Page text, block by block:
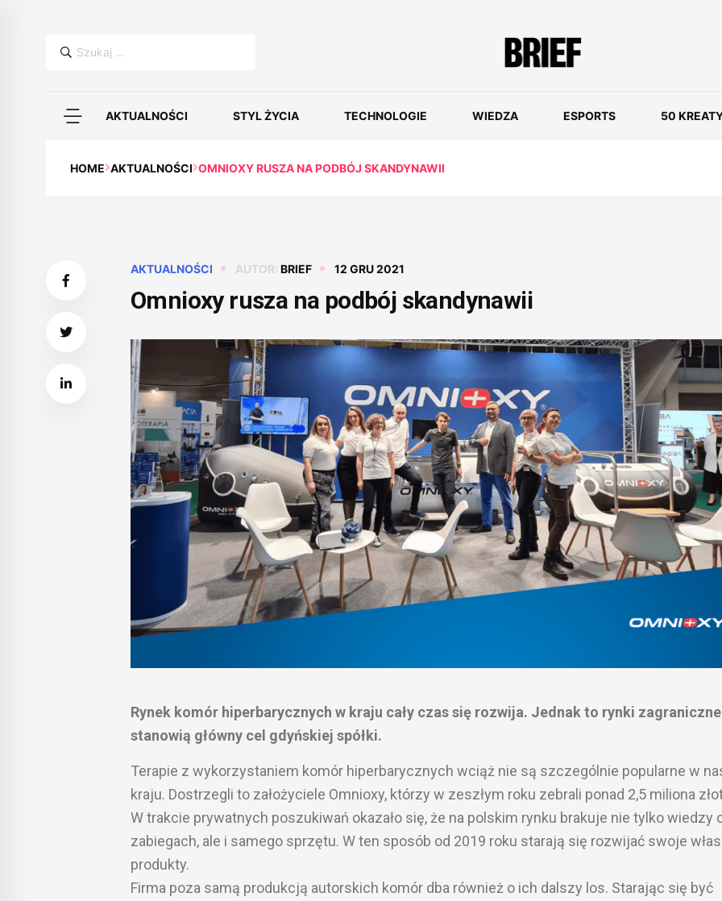
Szukaj:
AKTUALNOŚCI STYL ŻYCIA TECHNOLOGIE WIEDZA ESPORTS 50
HOME AKTUALNOŚCI OMNIOXY RUSZA NA PODBÓJ SKANDYNAWII
AKTUALNOŚCI AUTOR: BRIEF 12 GRU 2021
Omnioxy rusza na podbój skandynawii
Rynek komór hiperbarycznych w kraju cały czas się rozwija. Jednak to rynki zagraniczne
stanowią główny cel gdyńskiej spółki.
Terapie z wykorzystaniem komór hiperbarycznych wciąż nie są szczególnie popularne w
kraju. Dostrzegli to założyciele Omnioxy, którzy w zeszłym roku zebrali ponad 2,5 miliona
W trakcie prywatnych poszukiwań okazało się, że na polskim rynku brakuje nie tylko wiedzy
zabiegach, ale i samego sprzętu. W ten sposób od 2019 roku starają się rozwijać swoje
produkty.
Firma poza samą produkcją autorskich komór dba również o ich dalszy los. Starając się być